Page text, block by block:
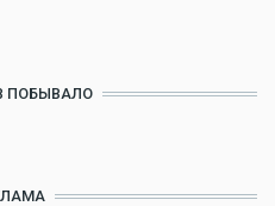
ПОБЫВАЛО